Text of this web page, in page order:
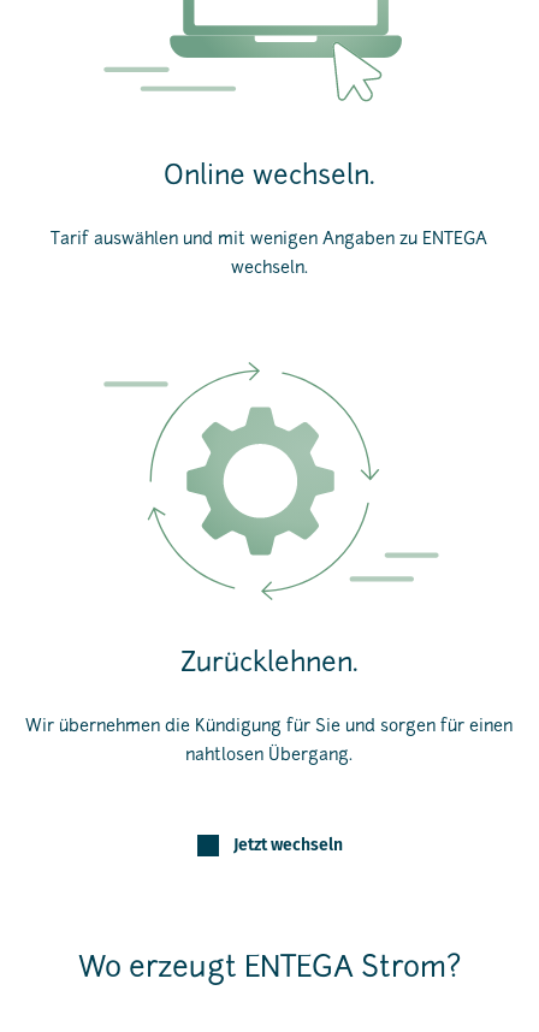
Online wechseln.
Tarif auswählen und mit wenigen Angaben zu ENTEGA
wechseln.
Zurücklehnen.
Wir übernehmen die Kündigung für Sie und sorgen für einen
nahtlosen Übergang.
Jetzt wechseln
Wo erzeugt ENTEGA Strom?